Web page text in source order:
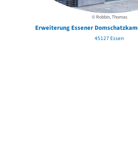
© Robbin, Thomas
Erweiterung Essener
45127 Essen